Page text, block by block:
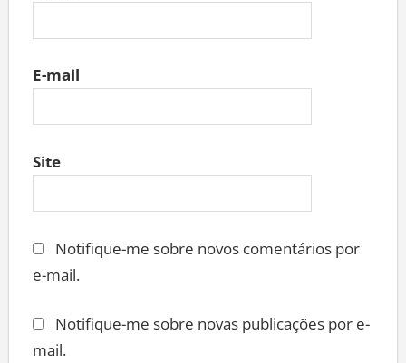
E-mail
Site
Notifique-me sobre novos comentários por
e-mail.
Notifique-me sobre novas publicações por e-
mail.